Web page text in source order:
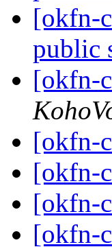
[okfn-
public
[okfn-
[okfn-
[okfn-
[okfn-
[okfn-